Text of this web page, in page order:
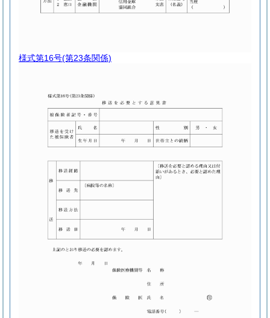
様式第16号(第23条関係)